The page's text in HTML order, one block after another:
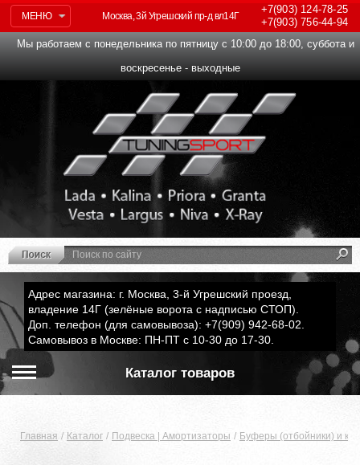
МЕНЮ
+7(903)124-78-25
+7(903)756-44-94
Москва, 3й Угрешский пр-д вл14Г
Мы работаем с понедельника по пятницу с 10:00 до 18:00, суббота и
воскресенье - выходные
Адрес магазина: г. Москва, 3-й Угрешский проезд,
владение 14Г (зелёные ворота с надписью СТОП).
Доп. телефон (для самовывоза): +7(909) 942-68-02.
Самовывоз в Москве: ПН-ПТ с 10-30 до 17-30.
Каталог товаров
Главная Каталог Подвеска | Амортизаторы Буферы (отбойники) и